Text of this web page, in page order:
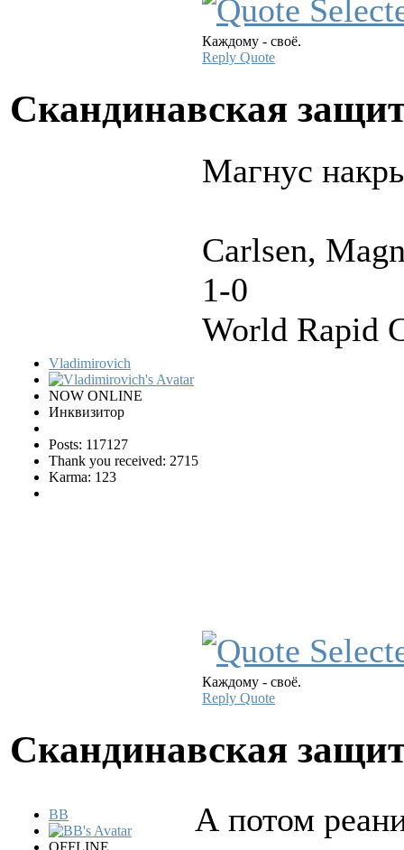
Каждому - своё.
Reply Quote
Скандинавская
Vladimirovich
NOW ONLINE
Инквизитор
Posts: 117127
Thank you received: 2715
Karma: 123
Магнус
Carlsen,
1-0
World Rapid
Каждому - своё.
Reply Quote
Скандинавская
BB А потом